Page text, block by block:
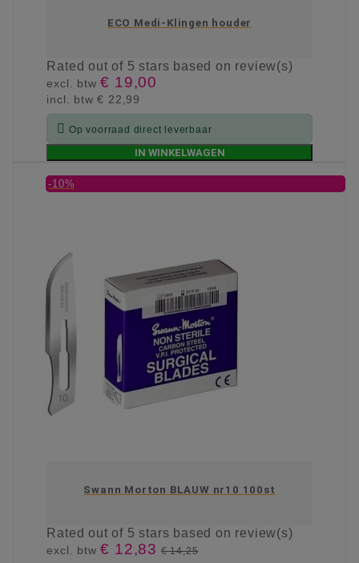
ECO Medi-Klingen houder
Ratedout of 5 stars based on review(s)
excl. btw€ 19,00
incl. btw€ 22,99
 Op voorraad direct leverbaar
IN WINKELWAGEN
-10%
Swann Morton BLAUW nr10 100st
Ratedout of 5 stars based on review(s)
excl. btw€ 12,83 € 14,25